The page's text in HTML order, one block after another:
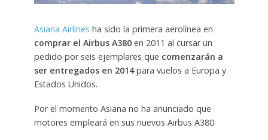
Asiana Airlines ha sido la primera aerolínea en
comprar el Airbus A380en 2011 al cursar un
pedido por seis ejemplares que comenzarán a
ser entregados en 2014para vuelos a Europa y
Estados Unidos.
Por el momento Asiana no ha anunciado que
motores empleará en sus nuevos Airbus A380.